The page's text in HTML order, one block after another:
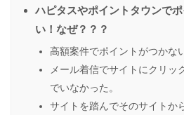
ハピタスやポイントタウンで
い！なぜ？？？
高額案件でポイントがつかな
メール着信でサイトにクリッ
でいなかった。
サイトを踏んでそのサイトか